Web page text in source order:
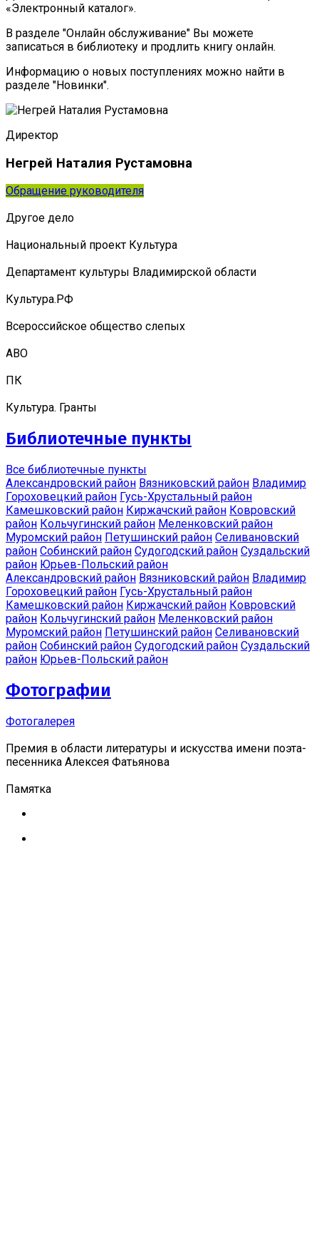
«Электронный каталог».
В разделе "Онлайн обслуживание" Вы можете
записаться в библиотеку и продлить книгу онлайн.
Информацию о новых поступлениях можно найти в
разделе "Новинки".
Директор
Негрей Наталия Рустамовна
Обращение руководителя
Другое дело
Национальный проект Культура
Департамент культуры Владимирской области
Культура.РФ
Всероссийское общество слепых
АВО
ПК
Культура. Гранты
Библиотечные пункты
Все библиотечные пункты
Александровский район Вязниковский район Владимир
Гороховецкий район Гусь-Хрустальный район
Камешковский район Киржачский район Ковровский
район Кольчугинский район Меленковский район
Муромский район Петушинский район Селивановский
район Собинский район Судогодский район Суздальский
район Юрьев-Польский район
Александровский район Вязниковский район Владимир
Гороховецкий район Гусь-Хрустальный район
Камешковский район Киржачский район Ковровский
район Кольчугинский район Меленковский район
Муромский район Петушинский район Селивановский
район Собинский район Судогодский район Суздальский
район Юрьев-Польский район
Фотографии
Фотогалерея
Премия в области литературы и искусства имени поэта-
песенника Алексея Фатьянова
Памятка